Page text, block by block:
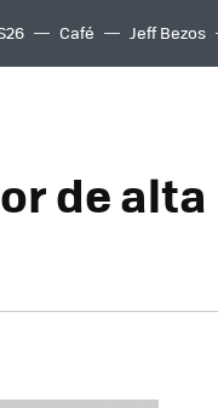
Café Jeff Bezos
de alta